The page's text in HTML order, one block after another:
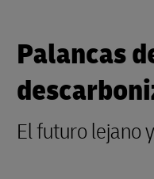
Palancas
El futuro lejano